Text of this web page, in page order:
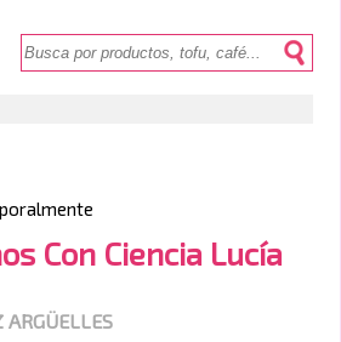
Con Ciencia Lucía